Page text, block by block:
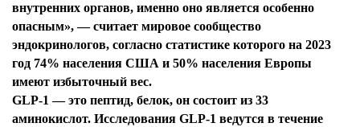
внутренних органов, именно оно является особенно
опасным», — cчитает мировое сообщество
эндокринологов, согласно статистике которого на 2023
год 74% населения США и 50% населения Европы
имеют избыточный вес.
GLP-1 — это пептид, белок, он состоит из 33
аминокислот. Исследования GLP-1 ведутся в течение